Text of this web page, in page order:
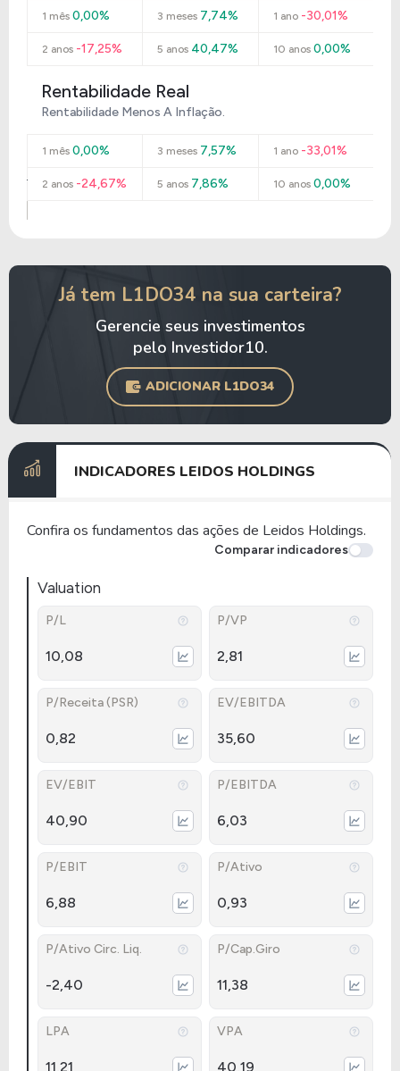
1 mês 0,00% 3 meses 7,74% 1 ano-30,01%
2 anos -17,25% 5 anos 40,47% 10 anos0,00%
Rentabilidade Real
Rentabilidade Menos A Inflação.
1 mês 0,00% 3 meses 7,57% 1 ano-33,01%
2 anos -24,67% 5 anos 7,86% 10 anos0,00%
Já tem L1DO34 na sua carteira?
Gerencie seus investimentos
pelo Investidor10.
ADICIONAR L1DO34
INDICADORES LEIDOS HOLDINGS
Confira os fundamentos das ações de Leidos Holdings.
Comparar indicadores
Valuation
P/L
10,08
P/VP
2,81
P/Receita (PSR)
0,82
EV/EBITDA
35,60
EV/EBIT
40,90
P/EBITDA
6,03
P/EBIT
6,88
P/Ativo
0,93
P/Ativo Circ. Liq.
-2,40
P/Cap.Giro
11,38
LPA
11,21
VPA
40,19